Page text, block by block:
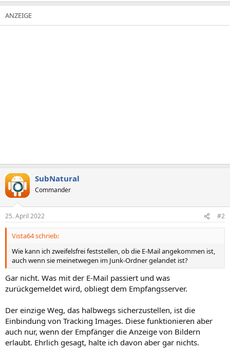
SubNatural
Commander
25. April 2022 #2
Vista64 schrieb:
Wie kann ich zweifelsfrei feststellen, ob die E-Mail angekommen ist,
auch wenn sie meinetwegen im Junk-Ordner gelandet ist?
Gar nicht. Was mit der E-Mail passiert und was
zurückgemeldet wird, obliegt dem Empfangsserver.
Der einzige Weg, das halbwegs sicherzustellen, ist die
Einbindung von Tracking Images. Diese funktionieren aber
auch nur, wenn der Empfänger die Anzeige von Bildern
erlaubt. Ehrlich gesagt, halte ich davon aber gar nichts.